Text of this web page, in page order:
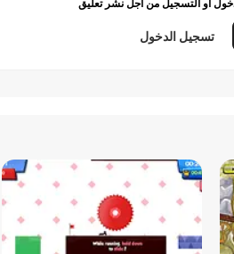
أو التسجيل من أجل نشر تعليق
تسجيل الدخول